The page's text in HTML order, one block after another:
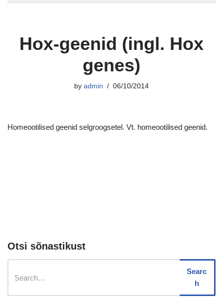
Hox-geenid (ingl. Hox
genes)
by admin 06/10/2014
Homeootilised geenid selgroogsetel. Vt. homeootilised geenid.
Otsi sõnastikust
Searc
h